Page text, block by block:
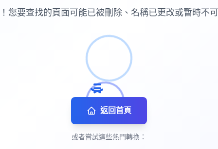
您要查找的頁面可能已被刪除、名稱已更改或暫時不
返回首頁
或者嘗試這些熱門轉換：